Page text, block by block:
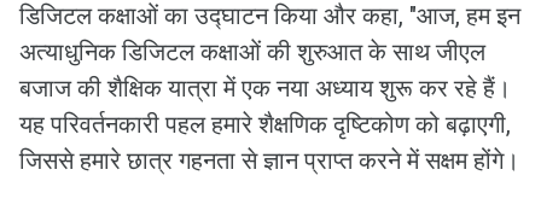
डिजिटल कक्षाओं का उद्घाटन किया और कहा, "आज, हम इन
अत्याधुनिक डिजिटल कक्षाओं की शुरुआत के साथ जीएल
बजाज की शैक्षिक यात्रा में एक नया अध्याय शुरू कर रहे हैं।
यह परिवर्तनकारी पहल हमारे शैक्षणिक दृष्टिकोण को बढ़ाएगी,
जिससे हमारे छात्र गहनता से ज्ञान प्राप्त करने में सक्षम होंगे।